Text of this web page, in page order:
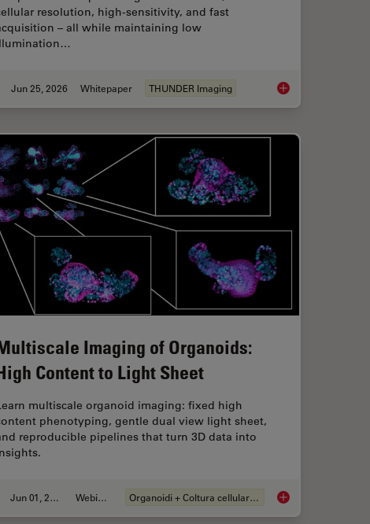
From HPF to Cryo-ET Lamellae
resolution, high-sensitivity, and fast
– all while maintaining low
Jun 25, 2026 Whitepaper THUNDER Imaging Fast, High-Contrast
Workflow in Blood Cancer (MPNs)
Imaging of Organoids:
Content to Light Sheet
multiscale organoid imaging: fixed high
phenotyping, gentle dual view light sheet,
reproducible pipelines that turn 3D data into
Jun 01, 2026 Webinar: Organoidi + Coltura cellulare 3D Multiscale Imaging